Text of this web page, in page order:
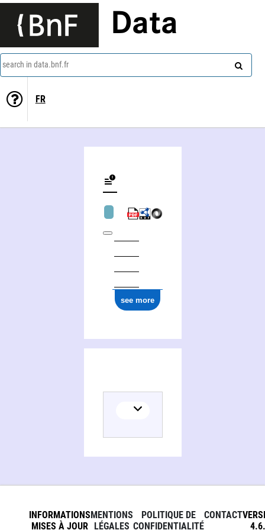
Data
search in data.bnf.fr
FR
see more
INFORMATIONS
MISES À JOUR
MENTIONS
LÉGALES
POLITIQUE DE
CONFIDENTIALITÉ
CONTACT